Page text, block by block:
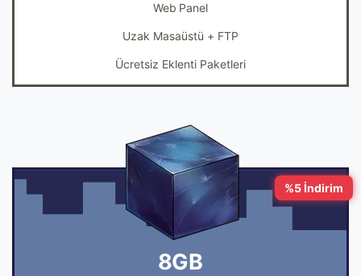
Web Panel
Uzak Masaüstü + FTP
Ücretsiz Eklenti Paketleri
%5 İndirim
8GB